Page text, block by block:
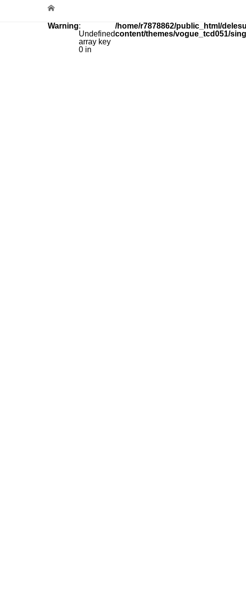
Warning:
Undefined
array key
0 in
/home/r7878862/public_html/
content/themes/vogue_tcd051/